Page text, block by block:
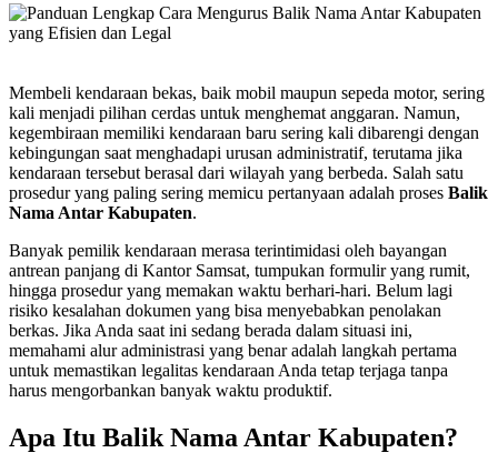
Membeli kendaraan bekas, baik mobil maupun sepeda motor, sering
kali menjadi pilihan cerdas untuk menghemat anggaran. Namun,
kegembiraan memiliki kendaraan baru sering kali dibarengi dengan
kebingungan saat menghadapi urusan administratif, terutama jika
kendaraan tersebut berasal dari wilayah yang berbeda. Salah satu
prosedur yang paling sering memicu pertanyaan adalah proses Balik
Nama Antar Kabupaten.
Banyak pemilik kendaraan merasa terintimidasi oleh bayangan
antrean panjang di Kantor Samsat, tumpukan formulir yang rumit,
hingga prosedur yang memakan waktu berhari-hari. Belum lagi
risiko kesalahan dokumen yang bisa menyebabkan penolakan
berkas. Jika Anda saat ini sedang berada dalam situasi ini,
memahami alur administrasi yang benar adalah langkah pertama
untuk memastikan legalitas kendaraan Anda tetap terjaga tanpa
harus mengorbankan banyak waktu produktif.
Apa Itu Balik Nama Antar Kabupaten?